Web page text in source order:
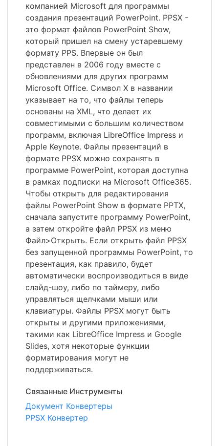
компанией Microsoft для программы
создания презентаций PowerPoint. PPSX -
это формат файлов PowerPoint Show,
который пришел на смену устаревшему
формату PPS. Впервые он был
представлен в 2006 году вместе с
обновлениями для других программ
Microsoft Office. Символ X в названии
указывает на то, что файлы теперь
основаны на XML, что делает их
совместимыми с большим количеством
программ, включая LibreOffice Impress и
Apple Keynote. Файлы презентаций в
формате PPSX можно сохранять в
программе PowerPoint, которая доступна
в рамках подписки на Microsoft Office365.
Чтобы открыть для редактирования
файлы PowerPoint Show в формате PPTX,
сначала запустите программу PowerPoint,
а затем откройте файл PPSX из меню
Файл>Открыть. Если открыть файл PPSX
без запущенной программы PowerPoint, то
презентация, как правило, будет
автоматически воспроизводиться в виде
слайд-шоу, либо по таймеру, либо
управляться щелчками мыши или
клавиатуры. Файлы PPSX могут быть
открыты и другими приложениями,
такими как LibreOffice Impress и Google
Slides, хотя некоторые функции
форматирования могут не
поддерживаться.
Связанные Инструменты
Документ Конвертеры
PPSX Конвертер